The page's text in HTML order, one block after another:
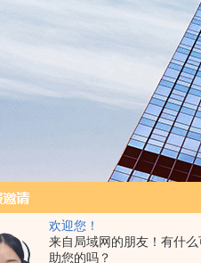
欢迎您！
来自局域网的朋友！有什
助您的吗？